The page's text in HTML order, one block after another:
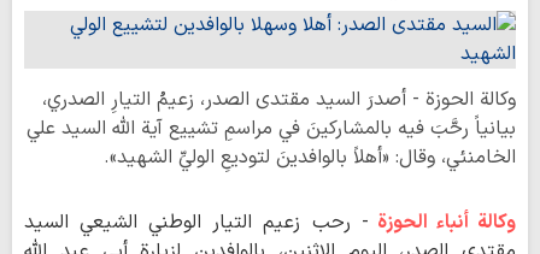
وكالة الحوزة - أصدرَ السید مقتدى الصدر، زعیمُ التيارِ الصدري،
بیانیاً رحَّبَ فیه بالمشاركینَ في مراسمِ تشییع آية الله السید علي
الخامنئي، وقال: «أهلاً بالوافدینَ لتودیعِ الوليِّ الشهید».
وكالة أنباء الحوزة - رحب زعيم التيار الوطني الشيعي السيد